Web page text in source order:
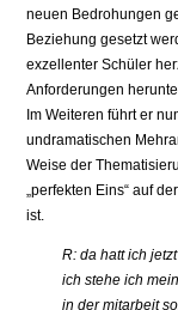
neuen Bedrohungen
Beziehung gesetzt
exzellenter Schüler
Anforderungen
Im Weiteren führt er
undramatischen
Weise der
„perfekten Eins“ auf
ist.
R: da hatt ich
ich stehe ich
in der mitarbeit